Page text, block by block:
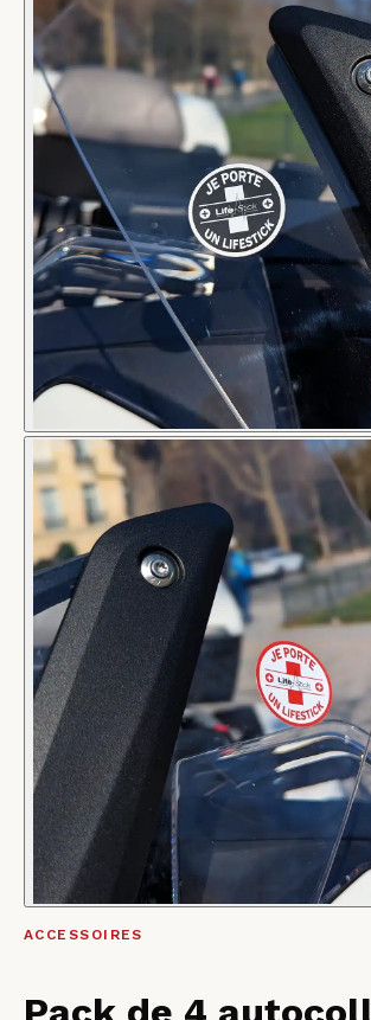
ACCESSOIRES